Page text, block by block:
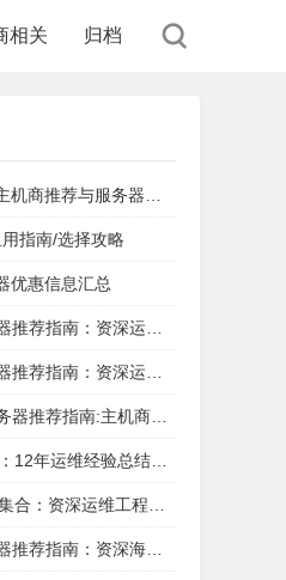
相关 归档
器选择攻略（伦敦/英国节点）
指南/选择攻略
优惠信息汇总
运维工程师教你服务器选择攻略
深运维工程师的深度选择攻略
南:主机商对比和主机选购
运维经验总结的评测体系
深运维工程师的实战指南
资深海外运维专家深度解析